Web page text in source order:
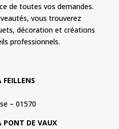
de toutes vos demandes.
vous trouverez
décoration et créations
professionnels.
FEILLENS
– 01570
PONT DE VAUX